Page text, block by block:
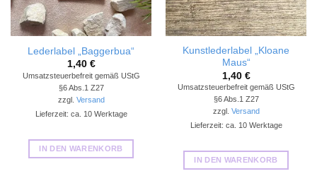
Lederlabel „Baggerbua“
1,40 €
Umsatzsteuerbefreit gemäß UStG
§6 Abs.1 Z27
zzgl. Versand
Lieferzeit: ca. 10 Werktage
IN DEN WARENKORB
Kunstlederlabel „Kloane
Maus“
1,40 €
Umsatzsteuerbefreit gemäß UStG
§6 Abs.1 Z27
zzgl. Versand
Lieferzeit: ca. 10 Werktage
IN DEN WARENKORB